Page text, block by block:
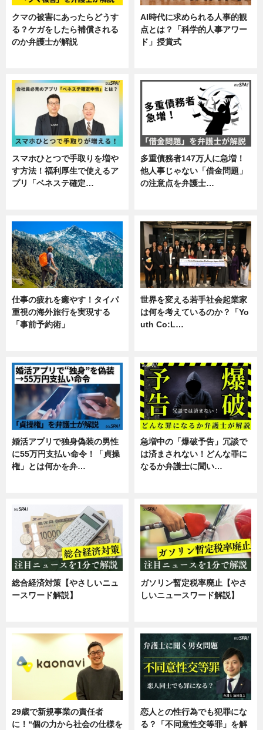
クマの被害にあったらどうす
る？ケガをしたら補償される
のか弁護士が解説
AI時代に求められる人事的観
点とは？「科学的人事アワー
ド」授賞式
スマホひとつで手取りを増や
す方法！福利厚生で使えるア
プリ「ベネステ確定…
多重債務者147万人に急増！
他人事じゃない「借金問題」
の注意点を弁護士…
仕事の疲れを癒やす！タイパ
重視の海外旅行を実現する
「事前予約術」
世界を変える若手社会起業家
は何を考えているのか？「Yo
uth Co:L…
婚活アプリで独身偽装の男性
に55万円支払い命令！「貞操
権」とは何かを弁…
急増中の「爆破予告」冗談で
は済まされない！どんな罪に
なるか弁護士に聞い…
総合経済対策【やさしいニュ
ースワード解説】
ガソリン暫定税率廃止【やさ
しいニュースワード解説】
29歳で新規事業の責任者
に！“個の力から社会の仕様を
恋人との性行為でも犯罪にな
る？「不同意性交等罪」を解